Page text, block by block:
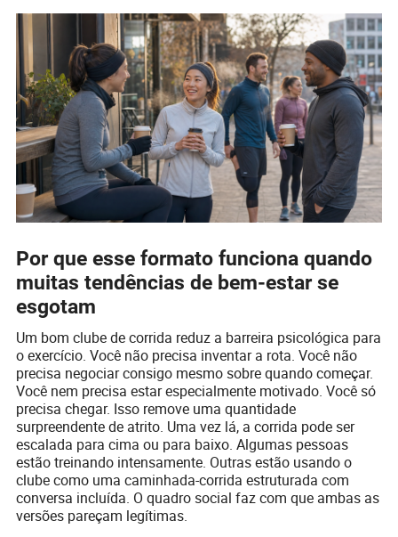
Por que esse formato funciona quando
muitas tendências de bem-estar se
esgotam
Um bom clube de corrida reduz a barreira psicológica para
o exercício. Você não precisa inventar a rota. Você não
precisa negociar consigo mesmo sobre quando começar.
Você nem precisa estar especialmente motivado. Você só
precisa chegar. Isso remove uma quantidade
surpreendente de atrito. Uma vez lá, a corrida pode ser
escalada para cima ou para baixo. Algumas pessoas
estão treinando intensamente. Outras estão usando o
clube como uma caminhada-corrida estruturada com
conversa incluída. O quadro social faz com que ambas as
versões pareçam legítimas.